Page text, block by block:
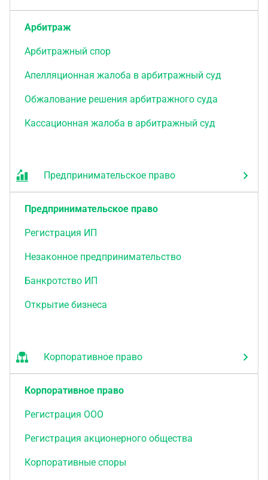
Арбитраж
Арбитражный спор
Апелляционная жалоба в арбитражный суд
Обжалование решения арбитражного суда
Кассационная жалоба в арбитражный суд
Предпринимательское право
Предпринимательское право
Регистрация ИП
Незаконное предпринимательство
Банкротство ИП
Открытие бизнеса
Корпоративное право
Корпоративное право
Регистрация ООО
Регистрация акционерного общества
Корпоративные споры